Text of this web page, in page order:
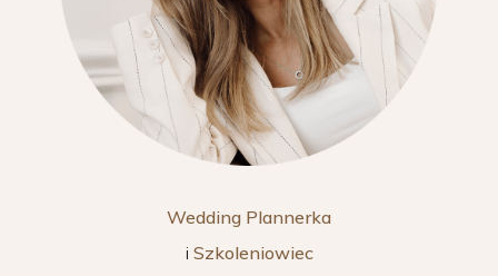
Wedding Plannerka
i Szkoleniowiec